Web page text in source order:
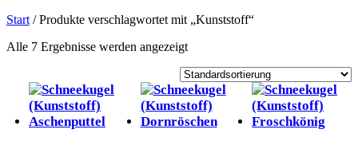
Start / Produkte verschlagwortet mit „Kunststoff“
Alle 7 Ergebnisse werden angezeigt